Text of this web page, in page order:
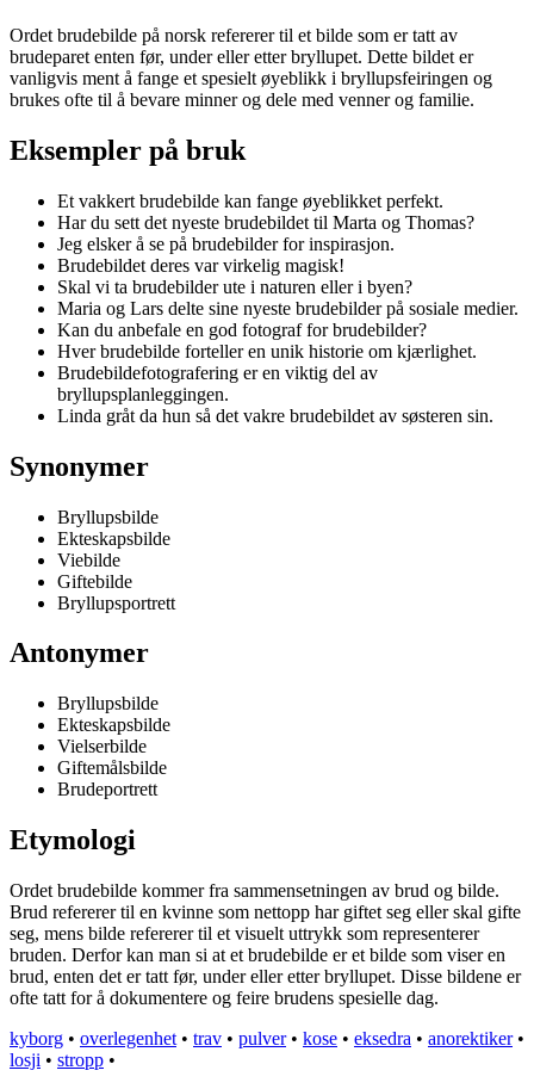
Ordet brudebilde på norsk refererer til et bilde som er tatt av
brudeparet enten før, under eller etter bryllupet. Dette bildet er
vanligvis ment å fange et spesielt øyeblikk i bryllupsfeiringen og
brukes ofte til å bevare minner og dele med venner og familie.
Eksempler på bruk
Et vakkert brudebilde kan fange øyeblikket perfekt.
Har du sett det nyeste brudebildet til Marta og Thomas?
Jeg elsker å se på brudebilder for inspirasjon.
Brudebildet deres var virkelig magisk!
Skal vi ta brudebilder ute i naturen eller i byen?
Maria og Lars delte sine nyeste brudebilder på sosiale medier.
Kan du anbefale en god fotograf for brudebilder?
Hver brudebilde forteller en unik historie om kjærlighet.
Brudebildefotografering er en viktig del av
bryllupsplanleggingen.
Linda gråt da hun så det vakre brudebildet av søsteren sin.
Synonymer
Bryllupsbilde
Ekteskapsbilde
Viebilde
Giftebilde
Bryllupsportrett
Antonymer
Bryllupsbilde
Ekteskapsbilde
Vielserbilde
Giftemålsbilde
Brudeportrett
Etymologi
Ordet brudebilde kommer fra sammensetningen av brud og bilde.
Brud refererer til en kvinne som nettopp har giftet seg eller skal gifte
seg, mens bilde refererer til et visuelt uttrykk som representerer
bruden. Derfor kan man si at et brudebilde er et bilde som viser en
brud, enten det er tatt før, under eller etter bryllupet. Disse bildene er
ofte tatt for å dokumentere og feire brudens spesielle dag.
kyborg • overlegenhet • trav • pulver• kose • eksedra • anorektiker•
losji • stropp •